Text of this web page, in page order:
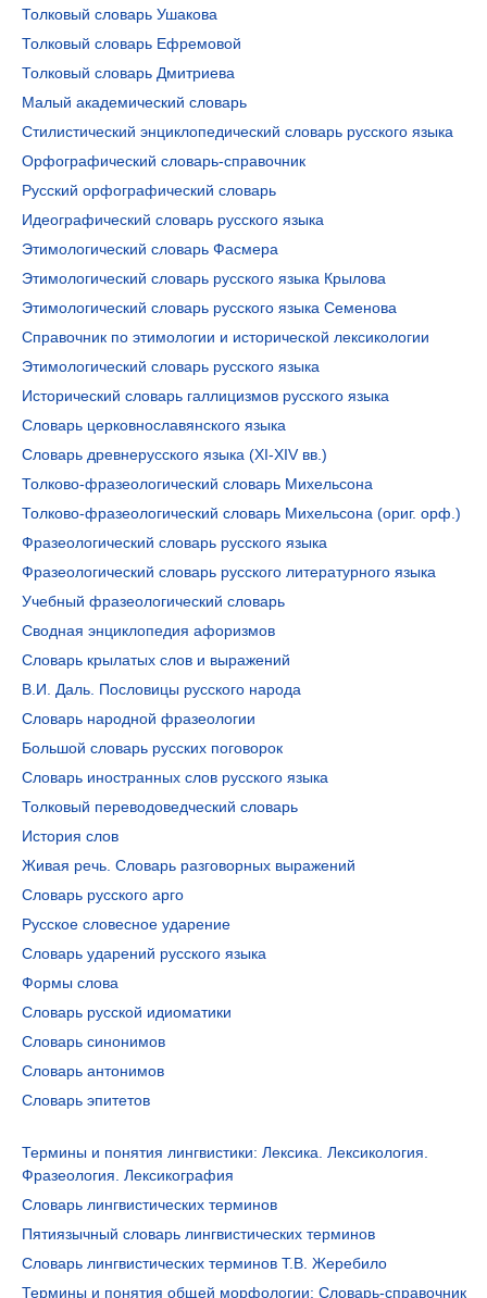
Толковый словарь Ушакова
Толковый словарь Ефремовой
Толковый словарь Дмитриева
Малый академический словарь
Стилистический энциклопедический словарь русского языка
Орфографический словарь-справочник
Русский орфографический словарь
Идеографический словарь русского языка
Этимологический словарь Фасмера
Этимологический словарь русского языка Крылова
Этимологический словарь русского языка Семенова
Справочник по этимологии и исторической лексикологии
Этимологический словарь русского языка
Исторический словарь галлицизмов русского языка
Словарь церковнославянского языка
Словарь древнерусского языка (XI-XIV вв.)
Толково-фразеологический словарь Михельсона
Толково-фразеологический словарь Михельсона (ориг. орф.)
Фразеологический словарь русского языка
Фразеологический словарь русского литературного языка
Учебный фразеологический словарь
Сводная энциклопедия афоризмов
Словарь крылатых слов и выражений
В.И. Даль. Пословицы русского народа
Словарь народной фразеологии
Большой словарь русских поговорок
Словарь иностранных слов русского языка
Толковый переводоведческий словарь
История слов
Живая речь. Словарь разговорных выражений
Словарь русского арго
Русское словесное ударение
Словарь ударений русского языка
Формы слова
Словарь русской идиоматики
Словарь синонимов
Словарь антонимов
Словарь эпитетов
Термины и понятия лингвистики: Лексика. Лексикология.
Фразеология. Лексикография
Словарь лингвистических терминов
Пятиязычный словарь лингвистических терминов
Словарь лингвистических терминов Т.В. Жеребило
Термины и понятия общей морфологии: Словарь-справочник